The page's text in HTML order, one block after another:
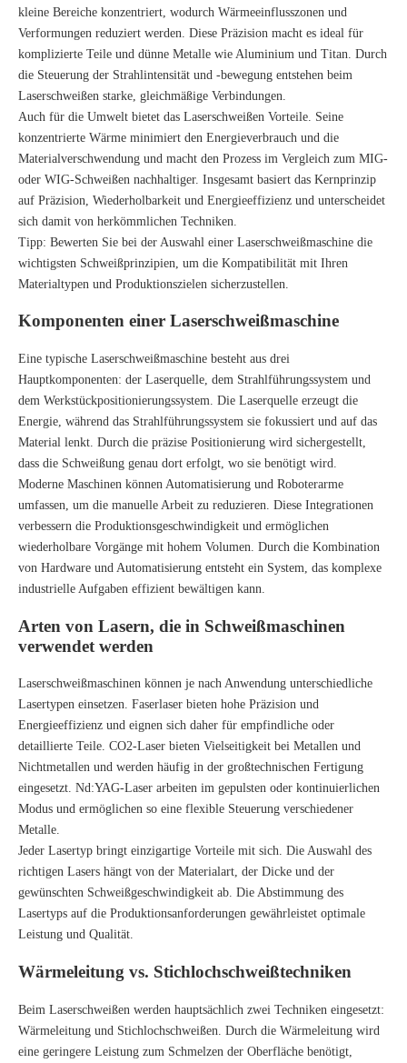
kleine Bereiche konzentriert, wodurch Wärmeeinflusszonen und
Verformungen reduziert werden. Diese Präzision macht es ideal für
komplizierte Teile und dünne Metalle wie Aluminium und Titan. Durch
die Steuerung der Strahlintensität und -bewegung entstehen beim
Laserschweißen starke, gleichmäßige Verbindungen.
Auch für die Umwelt bietet das Laserschweißen Vorteile. Seine
konzentrierte Wärme minimiert den Energieverbrauch und die
Materialverschwendung und macht den Prozess im Vergleich zum MIG-
oder WIG-Schweißen nachhaltiger. Insgesamt basiert das Kernprinzip
auf Präzision, Wiederholbarkeit und Energieeffizienz und unterscheidet
sich damit von herkömmlichen Techniken.
Tipp: Bewerten Sie bei der Auswahl einer Laserschweißmaschine die
wichtigsten Schweißprinzipien, um die Kompatibilität mit Ihren
Materialtypen und Produktionszielen sicherzustellen.
Komponenten einer Laserschweißmaschine
Eine typische Laserschweißmaschine besteht aus drei
Hauptkomponenten: der Laserquelle, dem Strahlführungssystem und
dem Werkstückpositionierungssystem. Die Laserquelle erzeugt die
Energie, während das Strahlführungssystem sie fokussiert und auf das
Material lenkt. Durch die präzise Positionierung wird sichergestellt,
dass die Schweißung genau dort erfolgt, wo sie benötigt wird.
Moderne Maschinen können Automatisierung und Roboterarme
umfassen, um die manuelle Arbeit zu reduzieren. Diese Integrationen
verbessern die Produktionsgeschwindigkeit und ermöglichen
wiederholbare Vorgänge mit hohem Volumen. Durch die Kombination
von Hardware und Automatisierung entsteht ein System, das komplexe
industrielle Aufgaben effizient bewältigen kann.
Arten von Lasern, die in Schweißmaschinen
verwendet werden
Laserschweißmaschinen können je nach Anwendung unterschiedliche
Lasertypen einsetzen. Faserlaser bieten hohe Präzision und
Energieeffizienz und eignen sich daher für empfindliche oder
detaillierte Teile. CO2-Laser bieten Vielseitigkeit bei Metallen und
Nichtmetallen und werden häufig in der großtechnischen Fertigung
eingesetzt. Nd:YAG-Laser arbeiten im gepulsten oder kontinuierlichen
Modus und ermöglichen so eine flexible Steuerung verschiedener
Metalle.
Jeder Lasertyp bringt einzigartige Vorteile mit sich. Die Auswahl des
richtigen Lasers hängt von der Materialart, der Dicke und der
gewünschten Schweißgeschwindigkeit ab. Die Abstimmung des
Lasertyps auf die Produktionsanforderungen gewährleistet optimale
Leistung und Qualität.
Wärmeleitung vs. Stichlochschweißtechniken
Beim Laserschweißen werden hauptsächlich zwei Techniken eingesetzt:
Wärmeleitung und Stichlochschweißen. Durch die Wärmeleitung wird
eine geringere Leistung zum Schmelzen der Oberfläche benötigt,